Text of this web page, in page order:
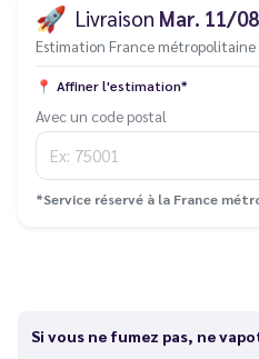
🚀 Livraison Mar. 11/08
Estimation France métropolitaine
📍 Affiner l'estimation*
Avec un code postal
*Service réservé à la France
Si vous ne fumez pas, ne